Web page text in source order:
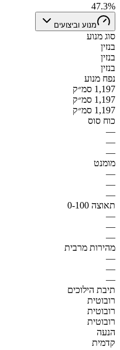
47.3%
מנוע וביצועים
סוג מנוע
בנזין
בנזין
בנזין
נפח מנוע
1,197 סמ״ק
1,197 סמ״ק
1,197 סמ״ק
כוח סוס
—
—
—
מומנט
—
—
—
תאוצה 0-100
—
—
—
מהירות מרבית
—
—
—
תיבת הילוכים
רובוטית
רובוטית
רובוטית
הנעה
קדמית